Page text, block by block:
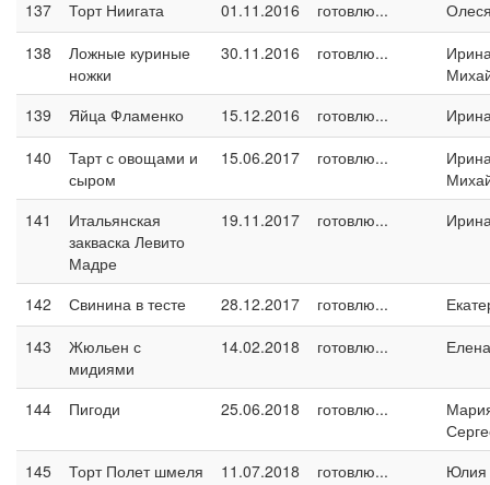
137 Торт Ниигата 01.11.2016 готовлю...
138
Ложные куриные
ножки
30.11.2016 готовлю...
139
Яйца Фламенко 15.12.2016 готовлю...
140
Тарт с овощами и
сыром
15.06.2017 готовлю...
141
Итальянская
закваска Левито
Мадре
19.11.2017 готовлю...
142 Свинина в тесте 28.12.2017 готовлю...
143
Жюльен с
мидиями
14.02.2018 готовлю...
144 Пигоди 25.06.2018 готовлю...
145
Торт Полет шмеля 11.07.2018 готовлю...
Юлия